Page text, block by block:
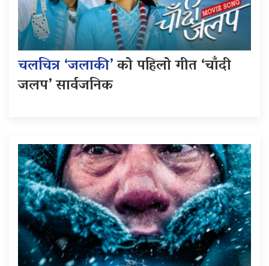
चलचित्र ‘जलाकी’को पहिलो गीत ‘चाँदी
जलप’ सार्वजनिक